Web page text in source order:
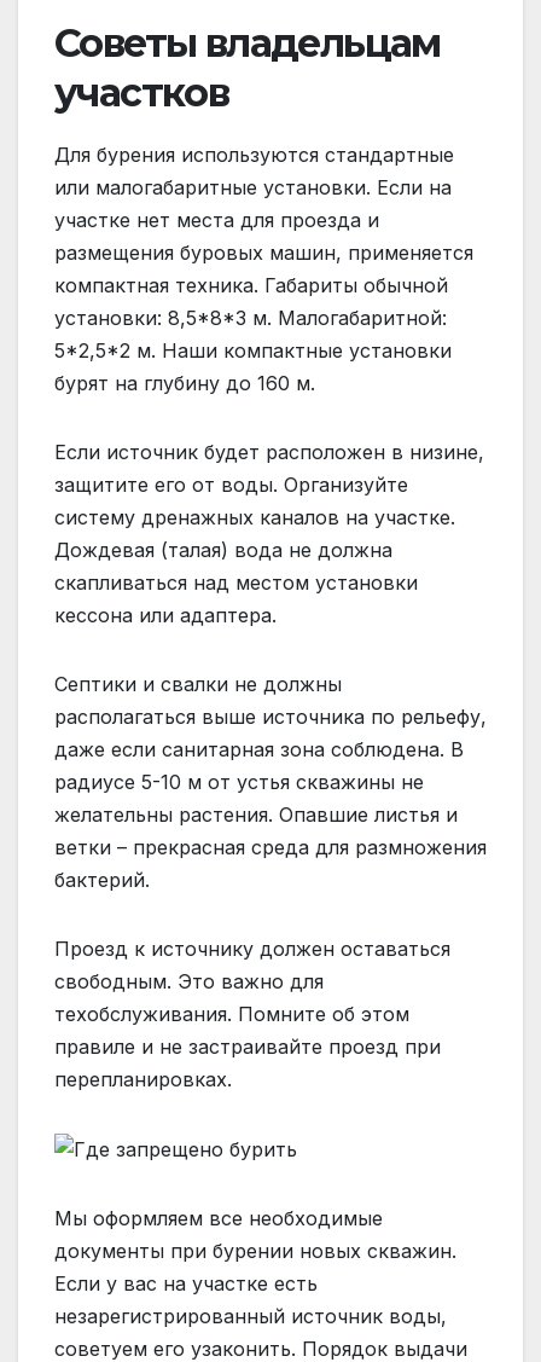
Советы владельцам
участков
Для бурения используются стандартные
или малогабаритные установки. Если на
участке нет места для проезда и
размещения буровых машин, применяется
компактная техника. Габариты обычной
установки: 8,5*8*3 м. Малогабаритной:
5*2,5*2 м. Наши компактные установки
бурят на глубину до 160 м.
Если источник будет расположен в низине,
защитите его от воды. Организуйте
систему дренажных каналов на участке.
Дождевая (талая) вода не должна
скапливаться над местом установки
кессона или адаптера.
Септики и свалки не должны
располагаться выше источника по рельефу,
даже если санитарная зона соблюдена. В
радиусе 5-10 м от устья скважины не
желательны растения. Опавшие листья и
ветки – прекрасная среда для размножения
бактерий.
Проезд к источнику должен оставаться
свободным. Это важно для
техобслуживания. Помните об этом
правиле и не застраивайте проезд при
перепланировках.
Мы оформляем все необходимые
документы при бурении новых скважин.
Если у вас на участке есть
незарегистрированный источник воды,
советуем его узаконить. Порядок выдачи